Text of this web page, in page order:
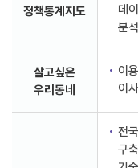
정책통계지도
데
분
살고싶은
우리동네
이
이
전
구